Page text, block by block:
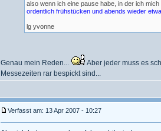
also wenn ich eine pause habe, in der ich
ordentlich frühstücken und abends wieder
lg yvonne
Genau mein Reden...
Aber jeder muss es
Messezeiten rar bespickt sind...
Verfasst am: 13 Apr 2007 - 10:27